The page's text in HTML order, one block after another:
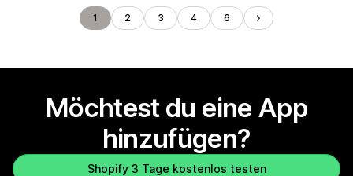
1 2 3 4 6
Möchtest du eine App
hinzufügen?
Shopify 3 Tage kostenlos testen